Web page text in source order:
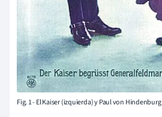
Fig. 1 - El Kaiser (izquierda) y Paul von Hindenburg